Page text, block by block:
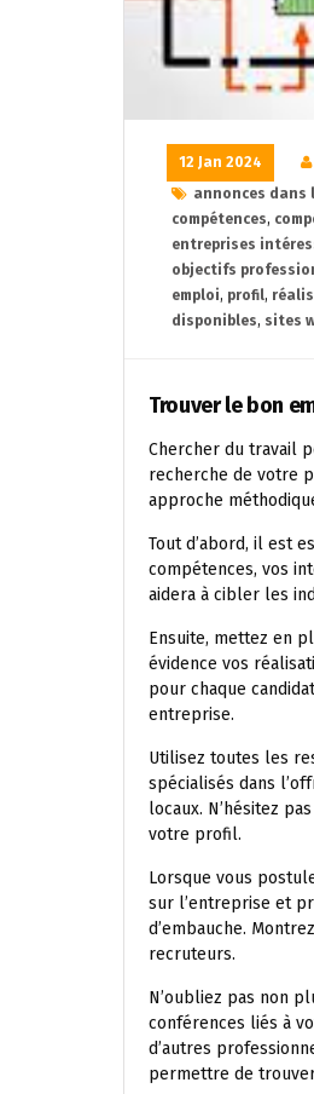
12 Jan 2024
annonces dans
compétences,
entreprises
objectifs
emploi, profil,
disponibles, sites
Trouver le bon
Chercher du travail
recherche de votre
approche
Tout d’abord, il est
compétences, vos
aidera à cibler les
Ensuite, mettez en
évidence vos
pour chaque
entreprise.
Utilisez toutes les
spécialisés dans
locaux. N’hésitez
votre profil.
Lorsque vous
sur l’entreprise et
d’embauche.
recruteurs.
N’oubliez pas non
conférences liés à
d’autres
permettre de